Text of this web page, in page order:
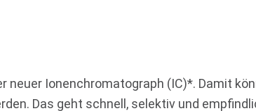
neuer Ionenchromatograph (IC)*. Damit
Das geht schnell, selektiv und